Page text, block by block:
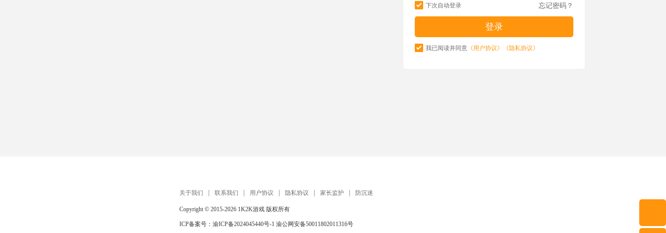
下次自动登录 忘记密码？
我已阅读并同意 《用户协议》 《隐私协议》
关于我们 联系我们 用户协议 隐私协议 家长监护 防沉迷
Copyright © 2015-2026 1K2K游戏 版权所有
ICP备案号： 渝ICP备2024045440号-1 渝公网安备50011802011316号